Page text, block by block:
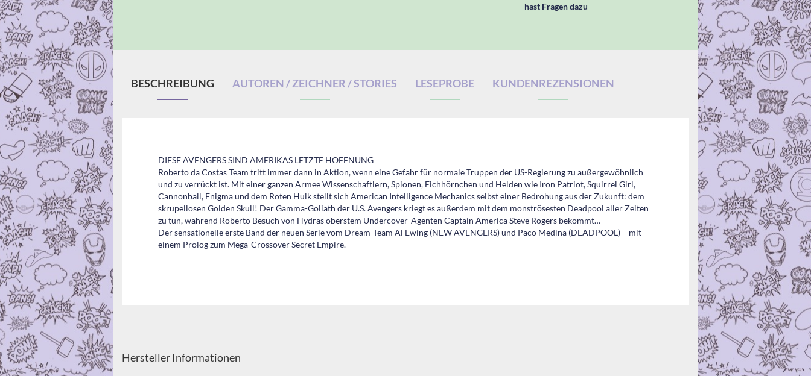
hast Fragen dazu
BESCHREIBUNG AUTOREN / ZEICHNER / STORIES LESEPROBE KUNDENREZENSIONEN
DIESE AVENGERS SIND AMERIKAS LETZTE HOFFNUNG
Roberto da Costas Team tritt immer dann in Aktion, wenn eine Gefahr für normale Truppen der US-Regierung zu außergewöhnlich
und zu verrückt ist. Mit einer ganzen Armee Wissenschaftlern, Spionen, Eichhörnchen und Helden wie Iron Patriot, Squirrel Girl,
Cannonball, Enigma und dem Roten Hulk stellt sich American Intelligence Mechanics selbst einer Bedrohung aus der Zukunft: dem
skrupellosen Golden Skull! Der Gamma-Goliath der U.S. Avengers kriegt es außerdem mit dem monströsesten Deadpool aller Zeiten
zu tun, während Roberto Besuch von Hydras oberstem Undercover-Agenten Captain America Steve Rogers bekommt…
Der sensationelle erste Band der neuen Serie vom Dream-Team Al Ewing (NEW AVENGERS) und Paco Medina (DEADPOOL) – mit
einem Prolog zum Mega-Crossover Secret Empire.
Hersteller Informationen